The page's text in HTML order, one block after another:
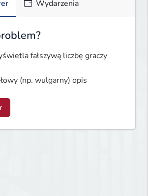
Wydarzenia
fałszywą liczbę graczy
(np. wulgarny) opis